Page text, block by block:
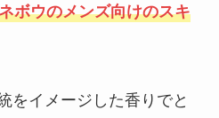
バースの厚底はどこで買え
や楽天は？
ボウのメンズ向けのスキ
をイメージした香りでと